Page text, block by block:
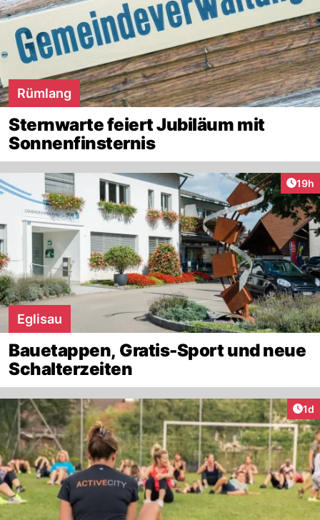
Rümlang
Sternwarte feiert Jubiläum mit
Sonnenfinsternis
19h
Eglisau
Bauetappen, Gratis-Sport und neue
Schalterzeiten
1d